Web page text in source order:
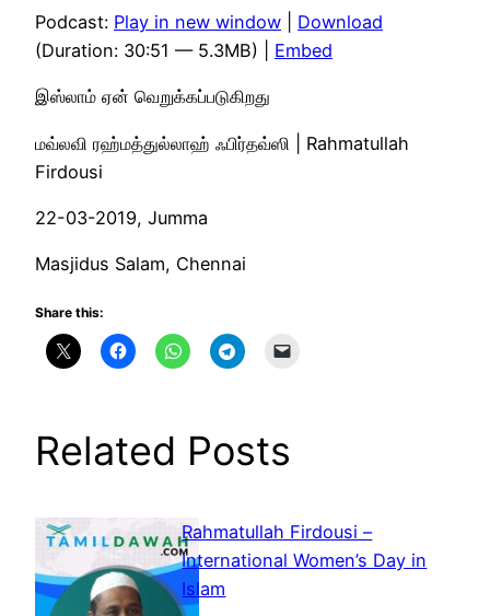
Podcast: Play in new window
Download
(Duration: 30:51 — 5.3MB) | Embed
இஸ்லாம் ஏன் வெறுக்கப்படுகிறது
மவ்லவி ரஹ்மத்துல்லாஹ் ஃபிர்தவ்ஸி | Rahmatullah
Firdousi
22-03-2019, Jumma
Masjidus Salam, Chennai
Share this:
Related Posts
Rahmatullah Firdousi –
International Women’s Day in
Islam